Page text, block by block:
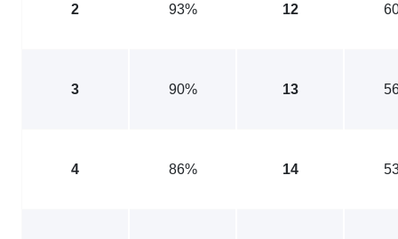
2 93% 12
3 90% 13
4 86% 14